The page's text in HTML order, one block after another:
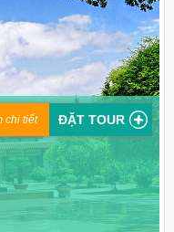
chi tiết ĐẶT TOUR